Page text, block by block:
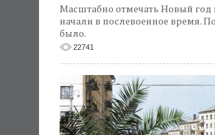
Масштабно отмечать Новый год
начали в послевоенное время.
было.
22741